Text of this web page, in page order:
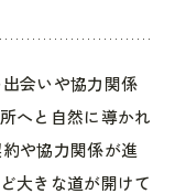
会いや協力関係
へと自然に導かれ
や協力関係が進
大きな道が開けて